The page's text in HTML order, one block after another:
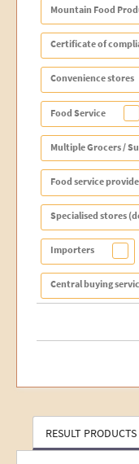
Mountain Food
Certificate of
Convenience stores
Food Service
Multiple Grocers /
Food service
Specialised stores
Importers
Central buying
RESULT PRODUCTS